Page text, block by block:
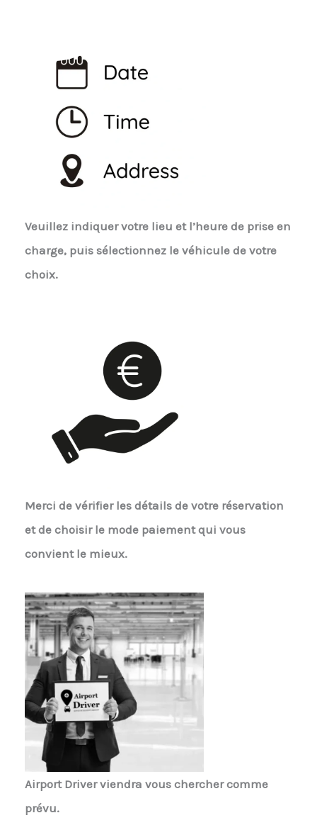
Veuillez indiquer votre lieu et l’heure de prise en
charge, puis sélectionnez le véhicule de votre
choix.
Merci de vérifier les détails de votre réservation
et de choisir le mode paiement qui vous
convient le mieux.
Airport Driverviendra vous chercher comme
prévu.